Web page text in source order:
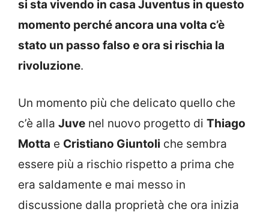
si sta vivendo in casa Juventus in questo
momento perché ancora una volta c’è
stato un passo falso e ora si rischia la
rivoluzione.
Un momento più che delicato quello che
c’è alla Juve nel nuovo progetto di Thiago
Motta e Cristiano Giuntoli che sembra
essere più a rischio rispetto a prima che
era saldamente e mai messo in
discussione dalla proprietà che ora inizia